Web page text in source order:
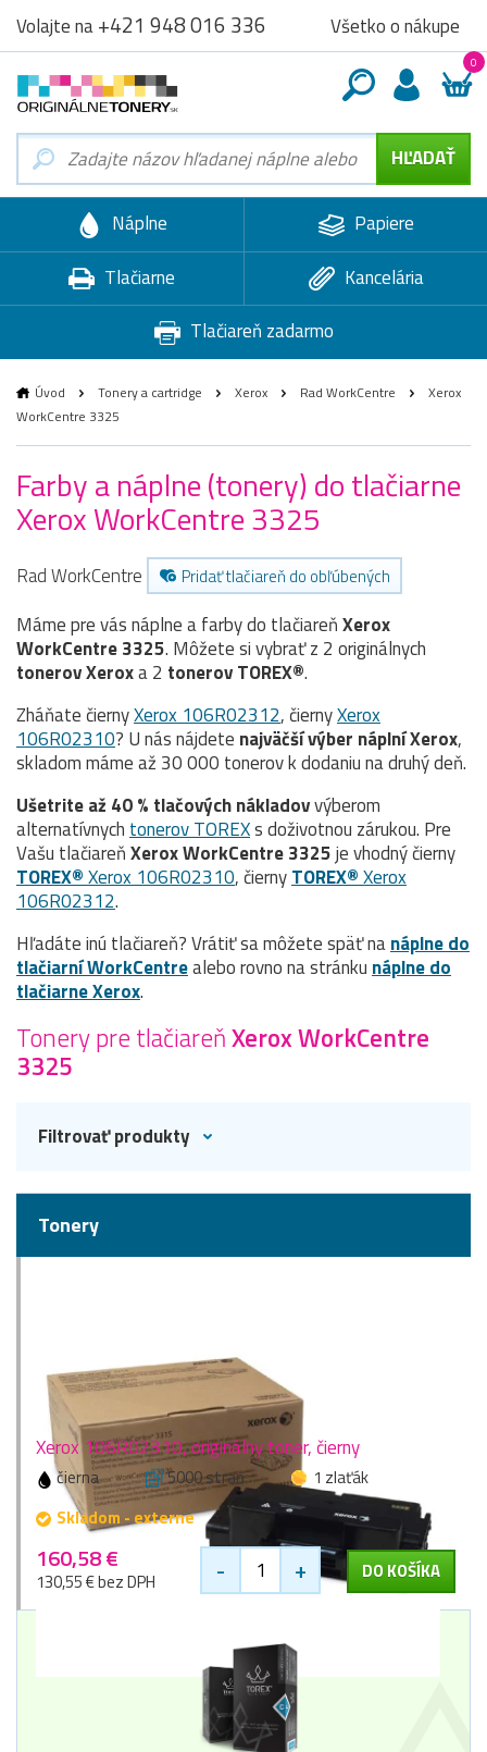
Volajte na+421 948 016 336 Všetko o nákupe
0
Náplne
Papiere
Tlačiarne
Kancelária
Tlačiareň zadarmo
Úvod Tonery a cartridge Xerox Rad WorkCentre
Xerox
WorkCentre 3325
Farby a náplne (tonery) do tlačiarne
Xerox WorkCentre 3325
Rad WorkCentre Pridať tlačiareň do obľúbených
Máme pre vás náplne a farby do tlačiareňXerox
WorkCentre 3325. Môžete si vybrať z 2 originálnych
tonerovXeroxa 2 tonerov TOREX®.
Zháňate čiernyXerox 106R02312, čiernyXerox
106R02310? U nás nájdete najväčší výber náplní Xerox,
skladom máme až 30 000 tonerov k dodaniu na druhý deň.
Ušetrite až 40 % tlačových nákladovvýberom
alternatívnychtonerov TOREXs doživotnou zárukou. Pre
Vašu tlačiareňXerox WorkCentre 3325je vhodný čierny
TOREX®Xerox 106R02310, čiernyTOREX®Xerox
106R02312.
Hľadáte inú tlačiareň? Vrátiť sa môžete späť nanáplne do
tlačiarní WorkCentrealebo rovno na stránkunáplne do
tlačiarne Xerox.
Tonery pre tlačiareňXerox WorkCentre
3325
Filtrovať produkty
Tonery
Xerox 106R02310, originálny toner, čierny
čierna 5000 stran
1 zlaťák
Skladom - externe
160,58 €
130,55 € bez DPH - + DO KOŠÍKA